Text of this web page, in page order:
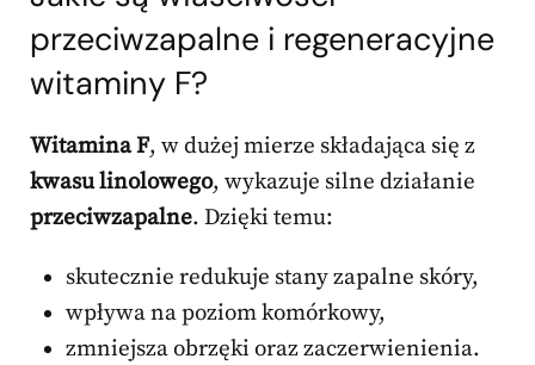
przeciwzapalne i regeneracyjne
witaminy F?
Witamina F, w dużej mierze składająca się z
kwasu linolowego, wykazuje silne działanie
przeciwzapalne. Dzięki temu:
skutecznie redukuje stany zapalne skóry,
wpływa na poziom komórkowy,
zmniejsza obrzęki oraz zaczerwienienia.